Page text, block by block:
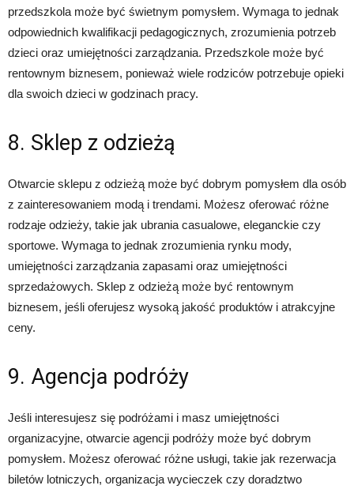
przedszkola może być świetnym pomysłem. Wymaga to jednak
odpowiednich kwalifikacji pedagogicznych, zrozumienia potrzeb
dzieci oraz umiejętności zarządzania. Przedszkole może być
rentownym biznesem, ponieważ wiele rodziców potrzebuje opieki
dla swoich dzieci w godzinach pracy.
8. Sklep z odzieżą
Otwarcie sklepu z odzieżą może być dobrym pomysłem dla osób
z zainteresowaniem modą i trendami. Możesz oferować różne
rodzaje odzieży, takie jak ubrania casualowe, eleganckie czy
sportowe. Wymaga to jednak zrozumienia rynku mody,
umiejętności zarządzania zapasami oraz umiejętności
sprzedażowych. Sklep z odzieżą może być rentownym
biznesem, jeśli oferujesz wysoką jakość produktów i atrakcyjne
ceny.
9. Agencja podróży
Jeśli interesujesz się podróżami i masz umiejętności
organizacyjne, otwarcie agencji podróży może być dobrym
pomysłem. Możesz oferować różne usługi, takie jak rezerwacja
biletów lotniczych, organizacja wycieczek czy doradztwo